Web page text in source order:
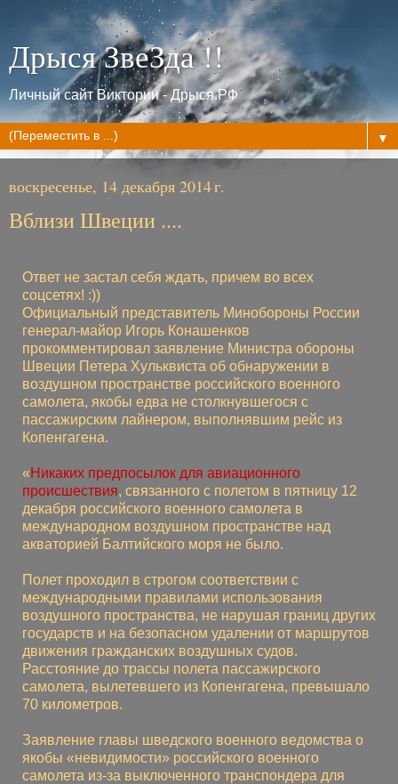
Дрыся ЗвеЗда !!
Личный сайт Виктории - Дрыся.РФ
▼
воскресенье, 14 декабря 2014 г.
Вблизи Швеции ....
Ответ не застал себя ждать, причем во всех
соцсетях! :))
Официальный представитель Минобороны России
генерал-майор Игорь Конашенков
прокомментировал заявление Министра обороны
Швеции Петера Хульквиста об обнаружении в
воздушном пространстве российского военного
самолета, якобы едва не столкнувшегося с
пассажирским лайнером, выполнявшим рейс из
Копенгагена.
« Никаких предпосылок для авиационного
происшествия, связанного с полетом в пятницу 12
декабря российского военного самолета в
международном воздушном пространстве над
акваторией Балтийского моря не было.
Полет проходил в строгом соответствии с
международными правилами использования
воздушного пространства, не нарушая границ других
государств и на безопасном удалении от маршрутов
движения гражданских воздушных судов.
Расстояние до трассы полета пассажирского
самолета, вылетевшего из Копенгагена, превышало
70 километров.
Заявление главы шведского военного ведомства о
якобы «невидимости» российского военного
самолета из-за выключенного транспондера для